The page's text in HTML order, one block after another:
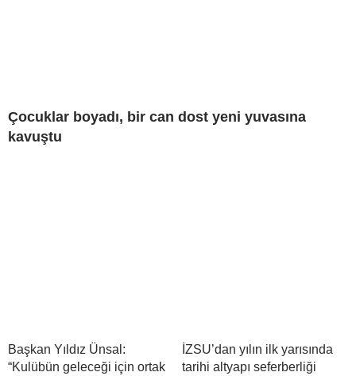
Çocuklar boyadı, bir can dost yeni yuvasına
kavuştu
Başkan Yıldız Ünsal:
“Kulübün geleceği için ortak
İZSU’dan yılın ilk yarısında
tarihi altyapı seferberliği